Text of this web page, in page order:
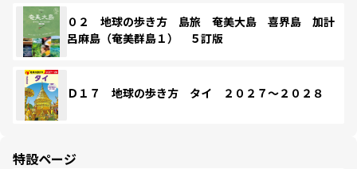
０２ 地球の歩き方 島旅 奄美大島 喜界島 加計
呂麻島（奄美群島１） ５訂版
Ｄ１７ 地球の歩き方 タイ ２０２７～２０２８
特設ページ